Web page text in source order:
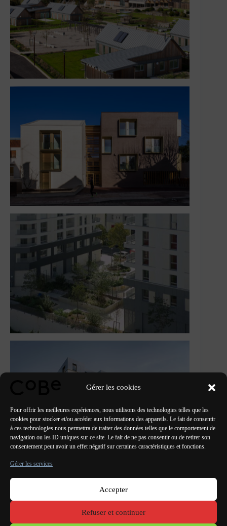
Gérer les cookies
Pour offrir les meilleures expériences, nous utilisons des technologies telles que les
cookies pour stocker et/ou accéder aux informations des appareils. Le fait de consentir
à ces technologies nous permettra de traiter des données telles que le comportement de
navigation ou les ID uniques sur ce site. Le fait de ne pas consentir ou de retirer son
consentement peut avoir un effet négatif sur certaines caractéristiques et fonctions.
Gérer les services
Accepter
Refuser et continuer
Lorient Porto Lisbonne Valencia
Mentionslégales